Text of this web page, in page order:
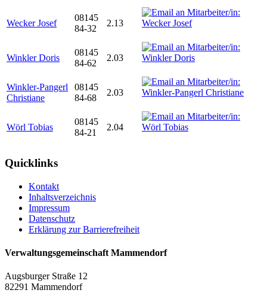
Wecker Josef
08145
84-32
2.13
Winkler Doris
08145
84-62
2.03
Winkler-Pangerl
Christiane
08145
84-68
2.03
Wörl Tobias
08145
84-21
2.04
Quicklinks
Kontakt
Inhaltsverzeichnis
Impressum
Datenschutz
Erklärung zur Barrierefreiheit
Verwaltungsgemeinschaft Mammendorf
Augsburger Straße 12
82291 Mammendorf